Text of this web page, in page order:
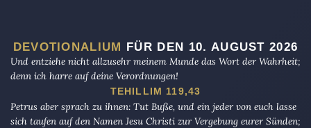
DEVOTIONALIUM FÜR DEN 10. AUGUST 2026
Und entziehe nicht allzusehr meinem Munde das Wort der Wahrheit;
denn ich harre auf deine Verordnungen!
TEHILLIM 119,43
Petrus aber sprach zu ihnen: Tut Buße, und ein jeder von euch lasse
sich taufen auf den Namen Jesu Christi zur Vergebung eurer Sünden;